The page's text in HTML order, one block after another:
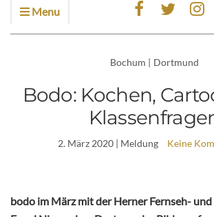
Menu
Bochum | Dortmund
Bodo: Kochen,
2. März 2020 | Meldung Keine
bodo im März mit der Herner Fernseh-